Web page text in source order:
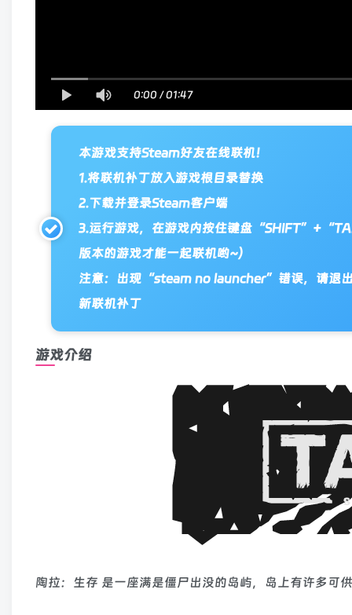
0:00 /01:47
本游戏支持Steam好友在线联机！
1.将联机补丁放入游戏根目录替换
2.下载并登录Steam客户端
3.运行游戏，在游戏内按住键盘
版本的游戏才能一起联机哟~）
注意：出现“steam no launcher”错误，请退
新联机补丁
游戏介绍
陶拉：生存 是一座满是僵尸出没的岛屿，岛上有许多可